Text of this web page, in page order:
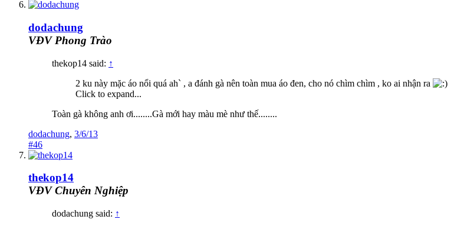
dodachung
VĐV Phong Trào
thekop14 said: ↑
2 ku này mặc áo nổi quá ah` , a đánh gà nên toàn mua áo đen, cho nó chìm chìm , ko ai nhận ra
Click to expand...
Toàn gà không anh ơi........Gà mới hay màu mè như thế........
dodachung, 3/6/13
#46
thekop14
VĐV Chuyên Nghiệp
dodachung said: ↑